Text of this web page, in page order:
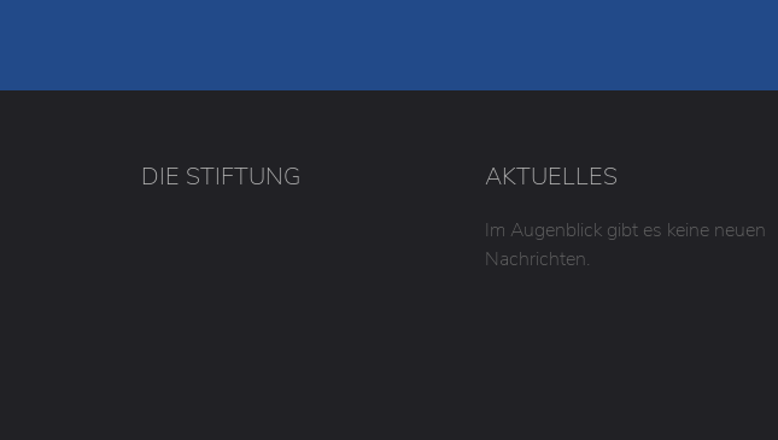
DIE STIFTUNG AKTUELLES
Im Augenblick gibt es keine neuen
Nachrichten.